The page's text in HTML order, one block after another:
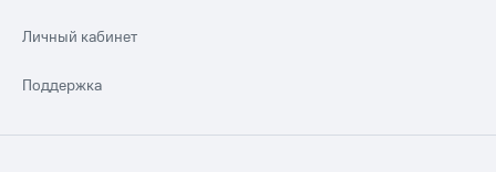
Личный кабинет
Поддержка